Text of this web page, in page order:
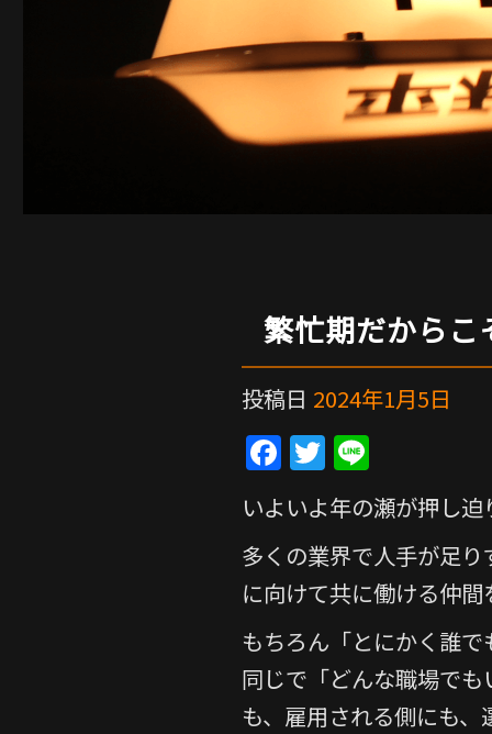
繁忙期だからこ
投稿日 2024年1月5日
F
a
c
e
b
o
o
k
T
w
itt
er
n
e
いよいよ年の瀬が押し
多くの業界で人手が足
に向けて共に働ける仲
もちろん「とにかく誰
同じで「どんな職場で
も、雇用される側にも